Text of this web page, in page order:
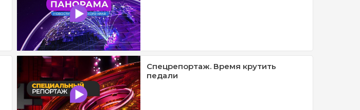
Спецрепортаж. Время крутить
педали